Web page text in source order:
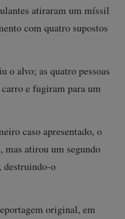
atiraram um míssil
com quatro supostos
o alvo; as quatro pessoas
e fugiram para um
caso apresentado, o
mas atirou um segundo
o
original, em